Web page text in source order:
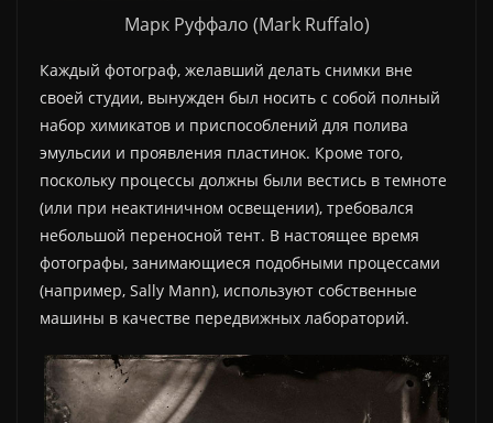
Марк Руффало (Mark Ruffalo)
Каждый фотограф, желавший делать снимки вне
своей студии, вынужден был носить с собой полный
набор химикатов и приспособлений для полива
эмульсии и проявления пластинок. Кроме того,
поскольку процессы должны были вестись в темноте
(или при неактиничном освещении), требовался
небольшой переносной тент. В настоящее время
фотографы, занимающиеся подобными процессами
(например, Sally Mann), используют собственные
машины в качестве передвижных лабораторий.